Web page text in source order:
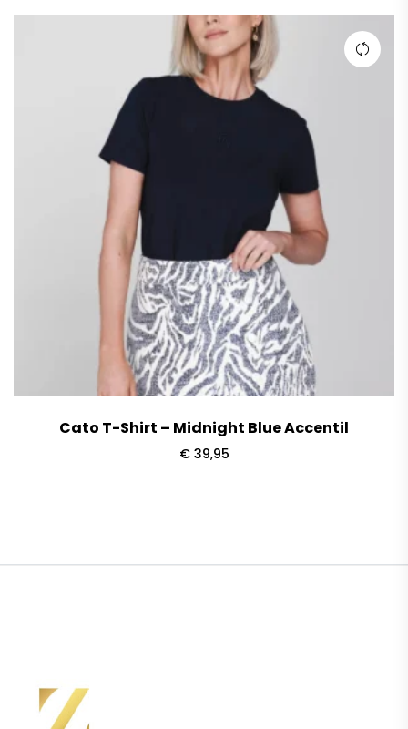
Cato T-Shirt – Midnight Blue Accentil
€39,95